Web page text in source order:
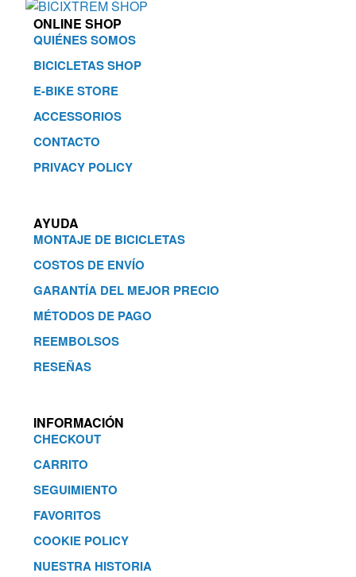
ONLINE SHOP
QUIÉNES SOMOS
BICICLETAS SHOP
E-BIKE STORE
ACCESSORIOS
CONTACTO
PRIVACY POLICY
AYUDA
MONTAJE DE BICICLETAS
COSTOS DE ENVÍO
GARANTÍA DEL MEJOR PRECIO
MÉTODOS DE PAGO
REEMBOLSOS
RESEÑAS
INFORMACIÓN
CHECKOUT
CARRITO
SEGUIMIENTO
FAVORITOS
COOKIE POLICY
NUESTRA HISTORIA